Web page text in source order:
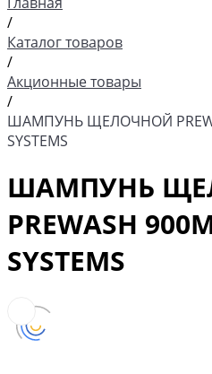
/
Каталог товаров
/
Акционные товары
/
ШАМПУНЬ ЩЕЛОЧНОЙ
SYSTEMS
ШАМПУНЬ
PREWASH
SYSTEMS